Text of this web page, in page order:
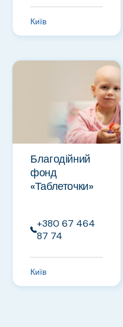
Київ
Благодійний
фонд
«Таблеточки»
+380 67 464
87 74
Київ